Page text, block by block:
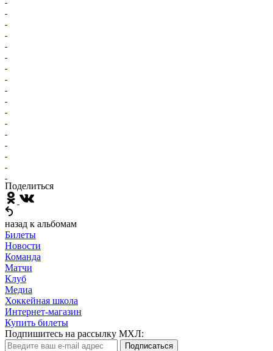
Поделиться
назад к альбомам
Билеты
Новости
Команда
Матчи
Клуб
Медиа
Хоккейная школа
Интернет-магазин
Купить билеты
Подпишитесь на рассылку МХЛ:
Подписаться